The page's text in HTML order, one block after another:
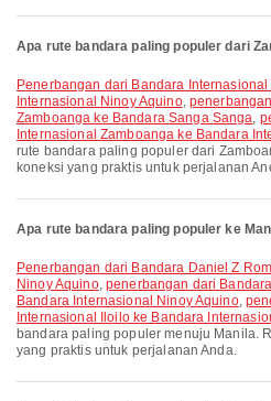
Apa rute bandara paling populer dari
penerbangan dari Bandara Internasional Zamboanga ke Bandara
Internasional Ninoy Aquino,
Zamboanga ke Bandara Sanga Sanga,
Internasional Zamboanga ke Bandara
rute bandara paling populer dari
koneksi yang praktis untuk perjalanan
Apa rute bandara paling populer ke
penerbangan dari Bandara Daniel Z Romualdez ke Bandara Internasional
Ninoy Aquino, penerbangan dari
Bandara Internasional Ninoy Aquino,
Internasional Iloilo ke Bandara
bandara paling populer menuju Manila.
yang praktis untuk perjalanan Anda.